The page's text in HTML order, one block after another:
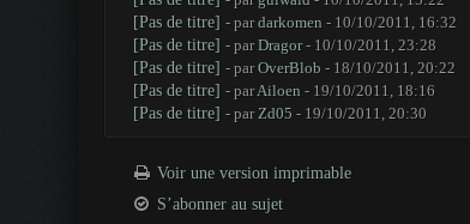
[Pas de titre] - pardarkomen - 10/10/2011, 16:32
[Pas de titre] - parDragor- 10/10/2011, 23:28
[Pas de titre] - parOverBlob - 18/10/2011, 20:22
[Pas de titre] - parAiloen - 19/10/2011, 18:16
[Pas de titre] - parZd05 - 19/10/2011, 20:30
Voir une version imprimable
S’abonner au sujet